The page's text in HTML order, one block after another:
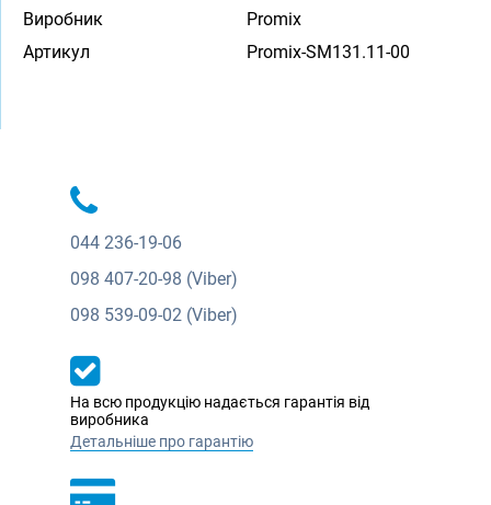
Виробник
Promix
Артикул
Promix-SM131.11-00
044 236-19-06
098 407-20-98 (Viber)
098 539-09-02 (Viber)
На всю продукцію надається гарантія від
виробника
Детальніше про гарантію